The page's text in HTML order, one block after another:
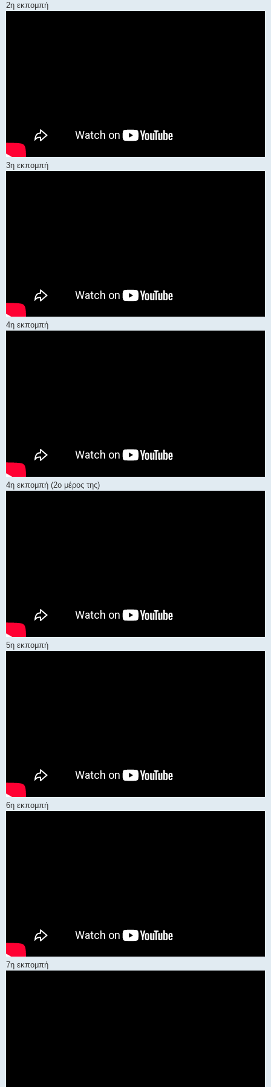
2η εκπομπή
3η εκπομπή
4η εκπομπή
4η εκπομπή (2ο μέρος της)
5η εκπομπή
6η εκπομπή
7η εκπομπή